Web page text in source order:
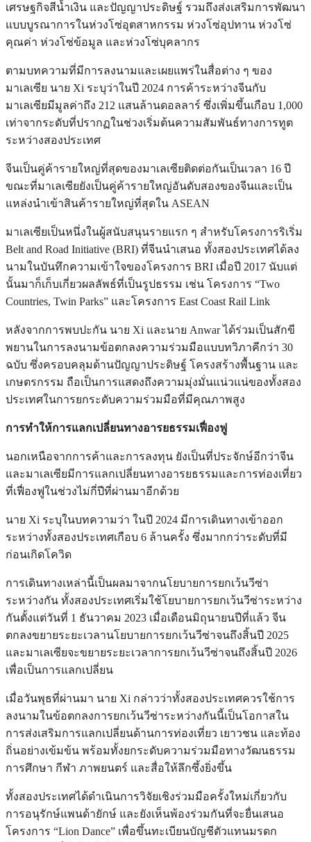
เศรษฐกิจสีน้ำเงิน และปัญญาประดิษฐ์ รวมถึงส่งเสริมการพัฒนา
แบบบูรณาการในห่วงโซ่อุตสาหกรรม ห่วงโซ่อุปทาน ห่วงโซ่
คุณค่า ห่วงโซ่ข้อมูล และห่วงโซ่บุคลากร
ตามบทความที่มีการลงนามและเผยแพร่ในสื่อต่าง ๆ ของ
มาเลเซีย นาย Xi ระบุว่าในปี 2024 การค้าระหว่างจีนกับ
มาเลเซียมีมูลค่าถึง 212 แสนล้านดอลลาร์ ซึ่งเพิ่มขึ้นเกือบ 1,000
เท่าจากระดับที่ปรากฏในช่วงเริ่มต้นความสัมพันธ์ทางการทูต
ระหว่างสองประเทศ
จีนเป็นคู่ค้ารายใหญ่ที่สุดของมาเลเซียติดต่อกันเป็นเวลา 16 ปี
ขณะที่มาเลเซียยังเป็นคู่ค้ารายใหญ่อันดับสองของจีนและเป็น
แหล่งนำเข้าสินค้ารายใหญ่ที่สุดใน ASEAN
มาเลเซียเป็นหนึ่งในผู้สนับสนุนรายแรก ๆ สำหรับโครงการริเริ่ม
Belt and Road Initiative (BRI) ที่จีนนำเสนอ ทั้งสองประเทศได้ลง
นามในบันทึกความเข้าใจของโครงการ BRI เมื่อปี 2017 นับแต่
นั้นมาก็เก็บเกี่ยวผลลัพธ์ที่เป็นรูปธรรม เช่น โครงการ “Two
Countries, Twin Parks” และโครงการ East Coast Rail Link
หลังจากการพบปะกัน นาย Xi และนาย Anwar ได้ร่วมเป็นสักขี
พยานในการลงนามข้อตกลงความร่วมมือแบบทวิภาคีกว่า 30
ฉบับ ซึ่งครอบคลุมด้านปัญญาประดิษฐ์ โครงสร้างพื้นฐาน และ
เกษตรกรรม ถือเป็นการแสดงถึงความมุ่งมั่นแน่วแน่ของทั้งสอง
ประเทศในการยกระดับความร่วมมือที่มีคุณภาพสูง
การทำให้การแลกเปลี่ยนทางอารยธรรมเฟื่องฟู
นอกเหนือจากการค้าและการลงทุน ยังเป็นที่ประจักษ์อีกว่าจีน
และมาเลเซียมีการแลกเปลี่ยนทางอารยธรรมและการท่องเที่ยว
ที่เฟื่องฟูในช่วงไม่กี่ปีที่ผ่านมาอีกด้วย
นาย Xi ระบุในบทความว่า ในปี 2024 มีการเดินทางเข้าออก
ระหว่างทั้งสองประเทศเกือบ 6 ล้านครั้ง ซึ่งมากกว่าระดับที่มี
ก่อนเกิดโควิด
การเดินทางเหล่านี้เป็นผลมาจากนโยบายการยกเว้นวีซ่า
ระหว่างกัน ทั้งสองประเทศเริ่มใช้โยบายการยกเว้นวีซ่าระหว่าง
กันตั้งแต่วันที่ 1 ธันวาคม 2023 เมื่อเดือนมิถุนายนปีที่แล้ว จีน
ตกลงขยายระยะเวลานโยบายการยกเว้นวีซ่าจนถึงสิ้นปี 2025
และมาเลเซียจะขยายระยะเวลาการยกเว้นวีซ่าจนถึงสิ้นปี 2026
เพื่อเป็นการแลกเปลี่ยน
เมื่อวันพุธที่ผ่านมา นาย Xi กล่าวว่าทั้งสองประเทศควรใช้การ
ลงนามในข้อตกลงการยกเว้นวีซ่าระหว่างกันนี้เป็นโอกาสใน
การส่งเสริมการแลกเปลี่ยนด้านการท่องเที่ยว เยาวชน และท้อง
ถิ่นอย่างเข้มข้น พร้อมทั้งยกระดับความร่วมมือทางวัฒนธรรม
การศึกษา กีฬา ภาพยนตร์ และสื่อให้ลึกซึ้งยิ่งขึ้น
ทั้งสองประเทศได้ดำเนินการวิจัยเชิงร่วมมือครั้งใหม่เกี่ยวกับ
การอนุรักษ์แพนด้ายักษ์ และยังเห็นพ้องร่วมกันที่จะยื่นเสนอ
โครงการ “Lion Dance” เพื่อขึ้นทะเบียนบัญชีตัวแทนมรดก